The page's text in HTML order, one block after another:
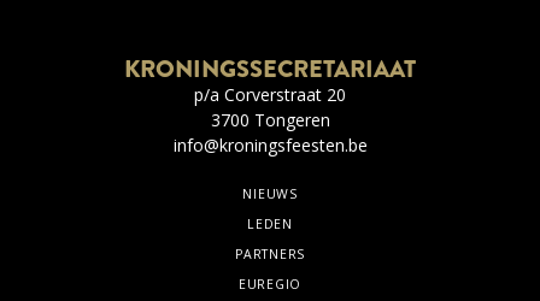
KRONINGSSECRETARIAAT
p/a Corverstraat 20
3700 Tongeren
info@kroningsfeesten.be
NIEUWS
LEDEN
PARTNERS
EUREGIO